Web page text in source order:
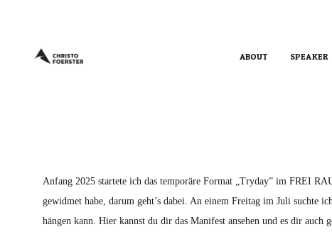
ABOUT SPEAKER
Anfang 2025 startete ich das temporäre Format „Tryday” im FREI
gewidmet habe, darum geht’s dabei. An einem Freitag im Juli suchte
hängen kann. Hier kannst du dir das Manifest ansehen und es dir